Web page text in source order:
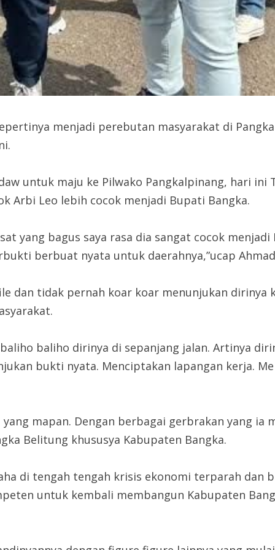
menjadi perebutan masyarakat di
untuk maju ke Pilwako Pangkalpinang, hari ini
Arbi Leo lebih cocok menjadi Bupati Bangka.
yang bagus saya rasa dia sangat cocok
berbuat nyata untuk daerahnya,”ucap
dan tidak pernah koar koar menunjukan dirinya
baliho dirinya di sepanjang jalan. Artinya
bukti nyata. Menciptakan lapangan kerja.
mapan. Dengan berbagai gerbrakan yang ia
Belitung khususya Kabupaten Bangka.
di tengah tengah krisis ekonomi terparah dan
untuk kembali membangun Kabupaten